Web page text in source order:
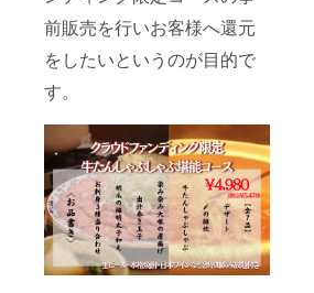
前販売を行いお客様へ還元
をしたいというのが目的で
す。